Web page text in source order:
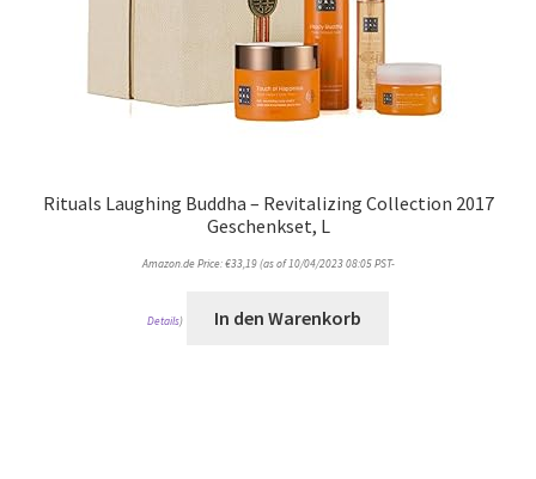
Rituals Laughing Buddha – Revitalizing Collection 2017
Geschenkset, L
Amazon.de Price:€33,19(as of 10/04/2023 08:05 PST-
Details) In den Warenkorb